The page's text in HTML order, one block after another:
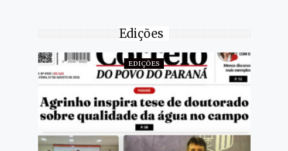
Edições
EDIÇÕES